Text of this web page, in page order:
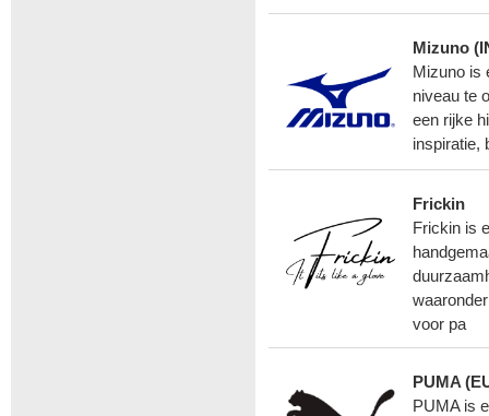
Mizuno
Mizuno is
niveau te
een rijke
inspiratie,
Frickin
Frickin is
voor pa
PUMA
PUMA is